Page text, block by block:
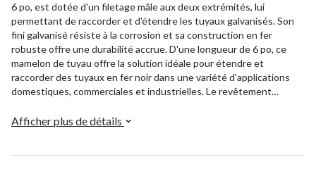
6 po, est dotée d'un filetage mâle aux deux extrémités, lui
permettant de raccorder et d'étendre les tuyaux galvanisés. Son
fini galvanisé résiste à la corrosion et sa construction en fer
robuste offre une durabilité accrue. D'une longueur de 6 po, ce
mamelon de tuyau offre la solution idéale pour étendre et
raccorder des tuyaux en fer noir dans une variété d'applications
domestiques, commerciales et industrielles. Le revêtement
l'humidité au fil du temps.
Afficher plus de détails